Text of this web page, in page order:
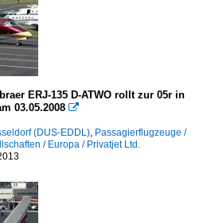
ERJ-135 D-ATWO rollt zur 05r in
03.05.2008 
(DUS-EDDL), Passagierflugzeuge /
/ Europa / Privatjet Ltd.